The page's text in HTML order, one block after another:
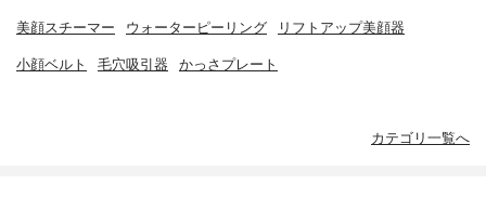
美顔スチーマー ウォーターピーリング リフトアップ美顔器
小顔ベルト 毛穴吸引器 かっさプレート
カテゴリ一覧へ